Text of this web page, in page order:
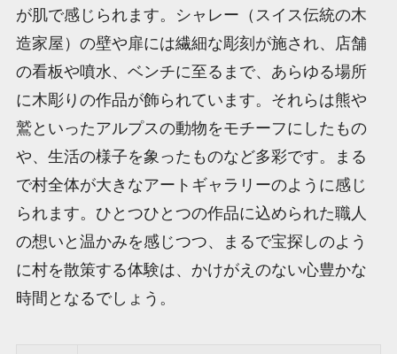
が肌で感じられます。シャレー（スイス伝統の木
造家屋）の壁や扉には繊細な彫刻が施され、店舗
の看板や噴水、ベンチに至るまで、あらゆる場所
に木彫りの作品が飾られています。それらは熊や
鷲といったアルプスの動物をモチーフにしたもの
や、生活の様子を象ったものなど多彩です。まる
で村全体が大きなアートギャラリーのように感じ
られます。ひとつひとつの作品に込められた職人
の想いと温かみを感じつつ、まるで宝探しのよう
に村を散策する体験は、かけがえのない心豊かな
時間となるでしょう。